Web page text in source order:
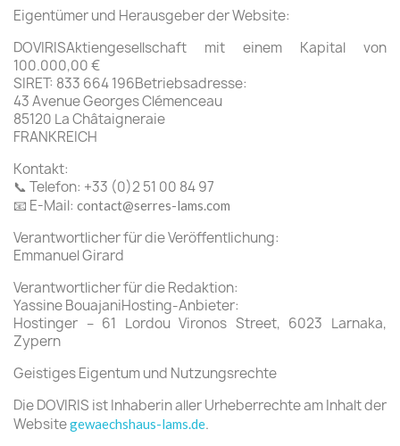
Eigentümer und Herausgeber der Website:
DOVIRISAktiengesellschaft mit einem Kapital von
100.000,00 €
SIRET: 833 664 196Betriebsadresse:
43 Avenue Georges Clémenceau
85120 La Châtaigneraie
FRANKREICH
Kontakt:
📞 Telefon: +33 (0)2 51 00 84 97
📧 E-Mail: contact@serres-lams.com
Verantwortlicher für die Veröffentlichung:
Emmanuel Girard
Verantwortlicher für die Redaktion:
Yassine BouajaniHosting-Anbieter:
Hostinger – 61 Lordou Vironos Street, 6023 Larnaka,
Zypern
Geistiges Eigentum und Nutzungsrechte
Die DOVIRIS ist Inhaberin aller Urheberrechte am Inhalt der
Websitegewaechshaus-lams.de.